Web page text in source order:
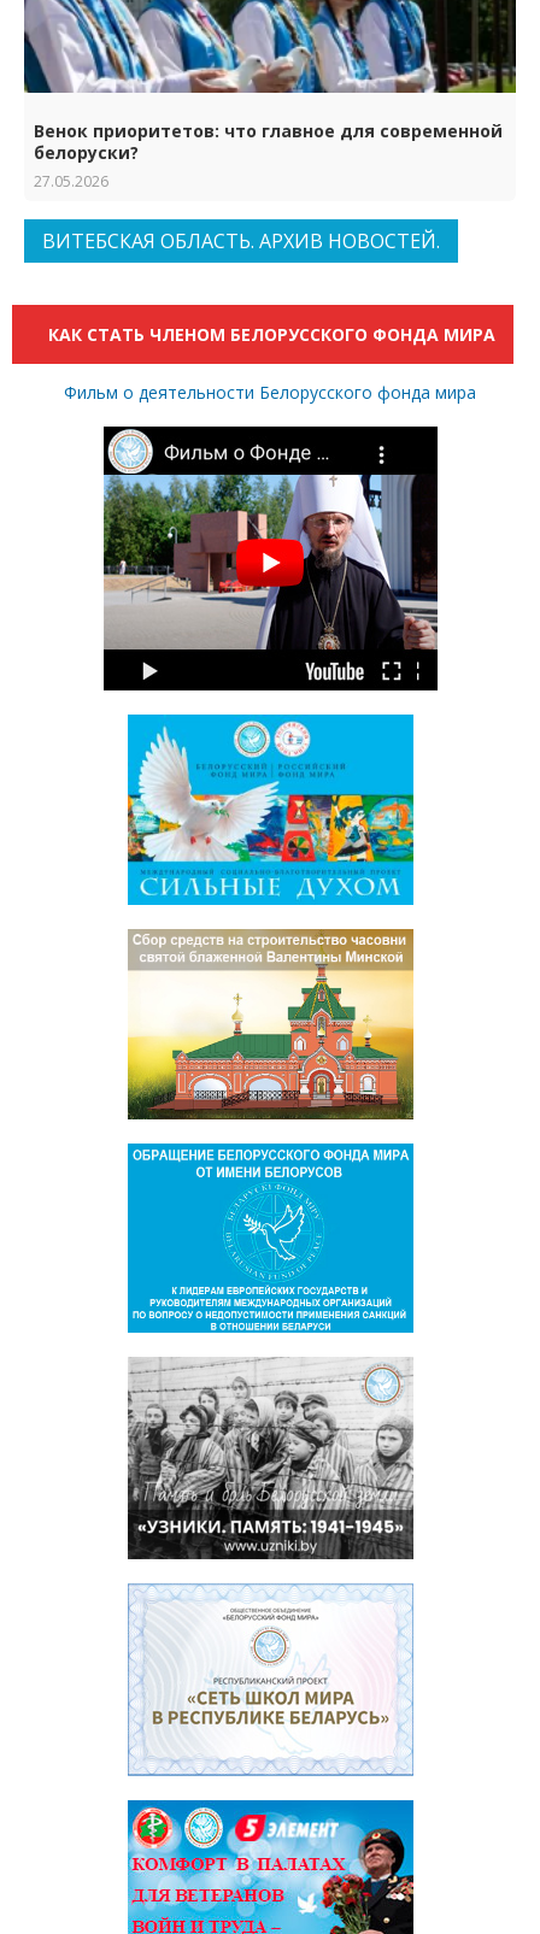
Венок приоритетов: что главное для современной
белоруски?
27.05.2026
ВИТЕБСКАЯ ОБЛАСТЬ. АРХИВ НОВОСТЕЙ.
КАК СТАТЬ ЧЛЕНОМ БЕЛОРУССКОГО ФОНДА МИРА
Фильм о деятельности Белорусского фонда мира